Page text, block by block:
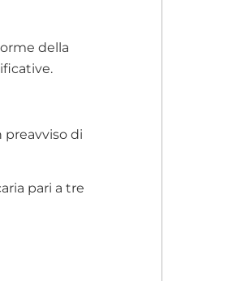
della
di
pari a tre